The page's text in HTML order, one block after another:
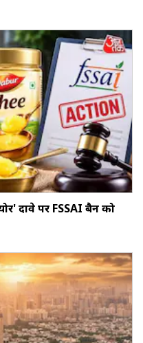
दावे पर FSSAI बैन को